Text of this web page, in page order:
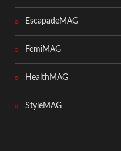
EscapadeMAG
FemiMAG
HealthMAG
StyleMAG